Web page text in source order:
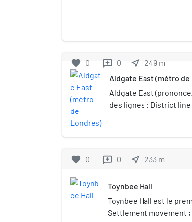
favorite 0 reviews 0 near_me 249 m
Aldgate East (métro de
Aldgate East
des lignes : District
londonien de Tower
favorite 0 reviews 0 near_me 233 m
Toynbee Hall
Toynbee Hall est le
Settlement movement ;